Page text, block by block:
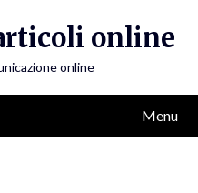
online
online
Menu